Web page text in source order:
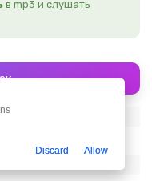
в mp3 и слушать
Discard Allow